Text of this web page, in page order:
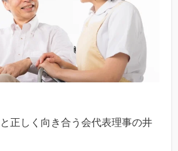
正しく向き合う会代表理事の井